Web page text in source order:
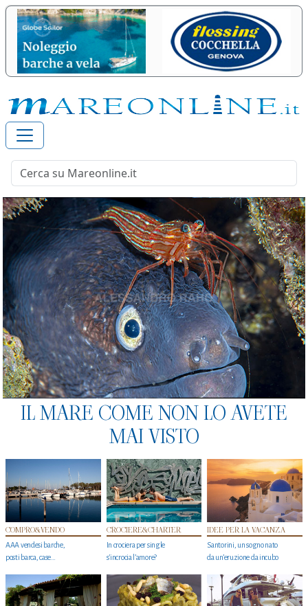
IL MARE COME NON LO AVETE
MAI VISTO
COMPRO&VENDO
AAA vendesi barche,
posti barca, case…
CROCIERE&CHARTER
In crociera per single
s'incrocia l’amore?
IDEE PER LA VACANZA
Santorini, un sogno nato
da un’eruzione da incubo